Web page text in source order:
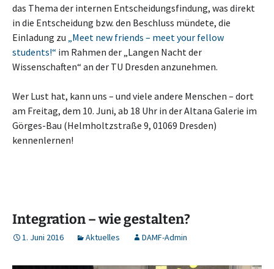
das Thema der internen Entscheidungsfindung, was direkt
in die Entscheidung bzw. den Beschluss mündete, die
Einladung zu „Meet new friends – meet your fellow
students!“ im Rahmen der „Langen Nacht der
Wissenschaften“ an der TU Dresden anzunehmen.
Wer Lust hat, kann uns – und viele andere Menschen – dort
am Freitag, dem 10. Juni, ab 18 Uhr in der Altana Galerie im
Görges-Bau (Helmholtzstraße 9, 01069 Dresden)
kennenlernen!
Integration – wie gestalten?
1. Juni 2016 Aktuelles DAMF-Admin